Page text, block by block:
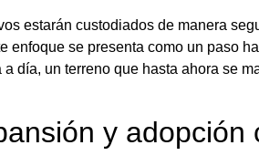
estarán custodiados de manera
enfoque se presenta como un paso
día, un terreno que hasta ahora se
y adopción